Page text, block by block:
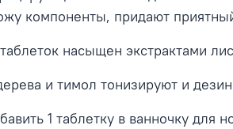
компоненты, придают
насыщен экстрактами
и тимол тонизируют и
1 таблетку в ванночку для